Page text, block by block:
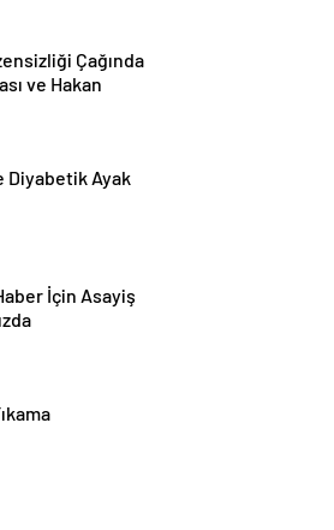
Çağında
ve Hakan
Diyabetik Ayak
İçin Asayiş